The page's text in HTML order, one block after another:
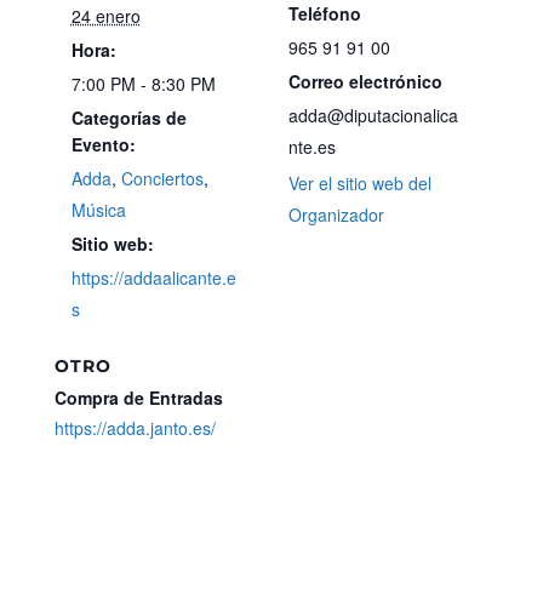
24 enero
Hora:
7:00 PM - 8:30 PM
Categorías de
Evento:
Adda, Conciertos,
Música
Sitio web:
https://addaalicante.e
s
Teléfono
965 91 91 00
Correo electrónico
adda@diputacionalica
nte.es
Ver el sitio web del
Organizador
OTRO
Compra de Entradas
https://adda.janto.es/